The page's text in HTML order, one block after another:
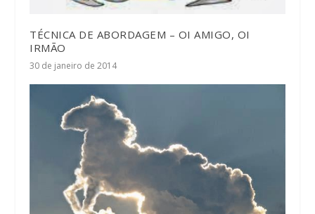
TÉCNICA DE ABORDAGEM – OI AMIGO, OI
IRMÃO
30 de janeiro de 2014